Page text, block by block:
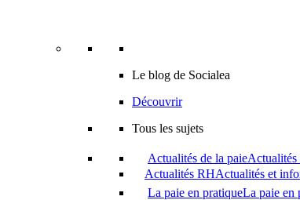
Le blog de Socialea
Découvrir
Tous les sujets
Actualités de la paieActualités
Actualités RHActualités et
La paie en pratiqueLa paie en